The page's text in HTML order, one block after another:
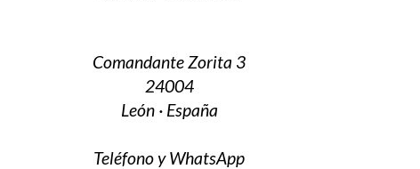
Comandante Zorita 3
24004
León · España
Teléfono y WhatsApp